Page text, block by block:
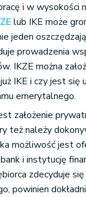
i w wysokości
lub IKE może
jeden
prowadzenia
IKZE można
IKE i czy jest się
emerytalnego.
założenie
też należy
możliwość jest
i instytucję
zdecyduje
powinien